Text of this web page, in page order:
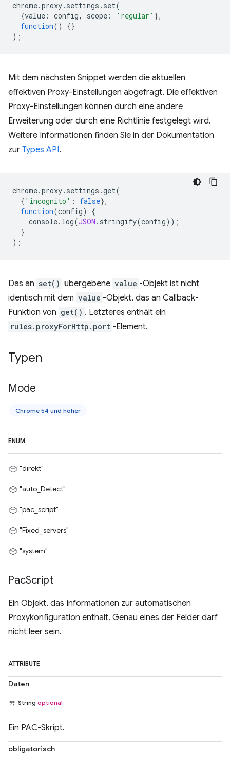
chrome.proxy. settings . set(
{value : config, scope : 'regular' },
function()
{}
);
Mit dem nächsten Snippet werden die aktuellen
effektiven Proxy-Einstellungen abgefragt. Die effektiven
Proxy-Einstellungen können durch eine andere
Erweiterung oder durch eine Richtlinie festgelegt wird.
Weitere Informationen finden Sie in der Dokumentation
zur Types API.
chrome.proxy. settings .get(
{ 'incognito' : false},
function(config)
{
console. log(JSON . stringify(config));
}
);
Das an set() übergebene value -Objekt ist nicht
identisch mit dem value -Objekt, das an Callback-
Funktion von get() . Letzteres enthält ein
rules.proxyForHttp.port -Element.
Typen
Mode
Chrome 54 und höher
ENUM
"direkt"
"auto_Detect"
"pac_script"
"Fixed_servers"
"system"
PacScript
Ein Objekt, das Informationen zur automatischen
Proxykonfiguration enthält. Genau eines der Felder darf
nicht leer sein.
ATTRIBUTE
Daten
String optional
Ein PAC-Skript.
obligatorisch